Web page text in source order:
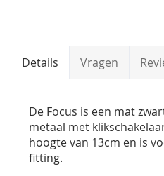
Details Vragen
De Focus is een mat
metaal met
hoogte van 13cm en is
fitting.